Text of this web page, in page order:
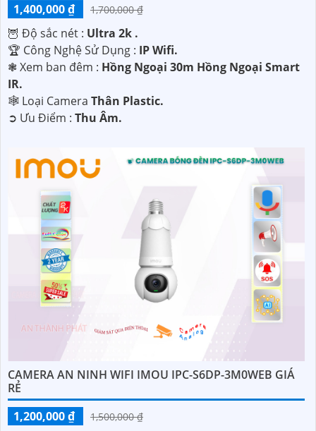
1,400,000 ₫
1,700,000 ₫
🦉 Độ sắc nét : Ultra 2k .
🏆 Công Nghệ Sử Dụng : IP Wifi.
❃ Xem ban đêm : Hồng Ngoại 30m Hồng Ngoại Smart
IR.
🕸️ Loại Camera Thân Plastic.
️➲ Ưu Điểm : Thu Âm.
CAMERA AN NINH WIFI IMOU IPC-S6DP-3M0WEB GIÁ
RẺ
1,200,000 ₫
1,500,000 ₫